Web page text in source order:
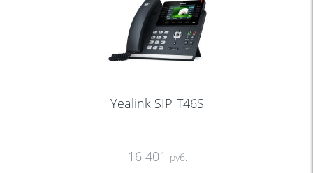
Yealink SIP-T46S
16 401 руб.